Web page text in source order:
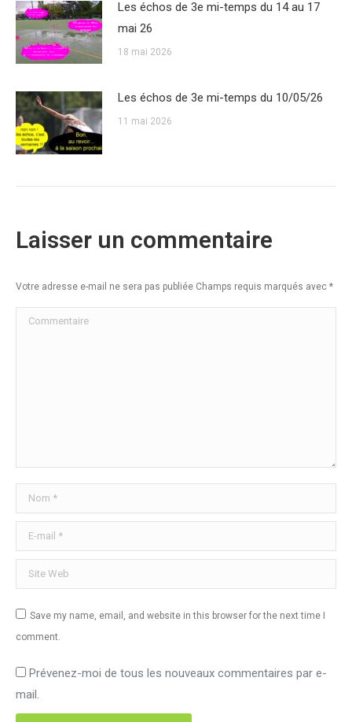
Les échos de 3e mi-temps du 14 au 17
mai 26
18 mai 2026
Les échos de 3e mi-temps du 10/05/26
11 mai 2026
Laisser un commentaire
Votre adresse e-mail ne sera pas publiée Champs requis marqués avec *
Commentaire
Nom *
E-mail *
Site Web
Save my name, email, and website in this browser for the next time I
comment.
Prévenez-moi de tous les nouveaux commentaires par e-
mail.